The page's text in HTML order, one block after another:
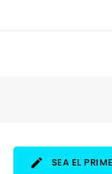
SEA EL